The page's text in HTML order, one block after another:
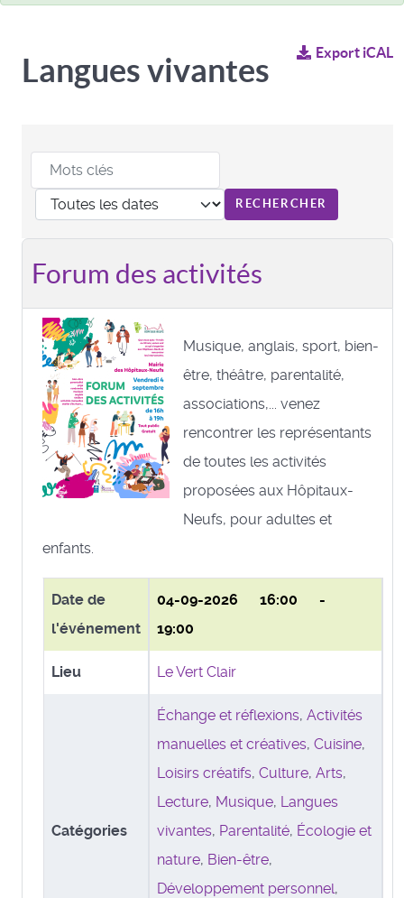
Langues vivantes Export iCAL
Forum des activités
Musique, anglais, sport, bien-
être, théâtre, parentalité,
associations,... venez
rencontrer les représentants
de toutes les activités
proposées aux Hôpitaux-
Neufs, pour adultes et
enfants.
Date de
l'événement
04-09-2026 16:00 -
19:00
Lieu Le Vert Clair
Catégories
Échange et réflexions, Activités
manuelles et créatives, Cuisine,
Loisirs créatifs, Culture, Arts,
Lecture, Musique, Langues
vivantes, Parentalité, Écologie et
nature, Bien-être,
Développement personnel,